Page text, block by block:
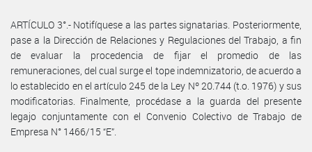
ARTÍCULO 3°.- Notifíquese a las partes signatarias. Posteriormente,
pase a la Dirección de Relaciones y Regulaciones del Trabajo, a fin
de evaluar la procedencia de fijar el promedio de las
remuneraciones, del cual surge el tope indemnizatorio, de acuerdo a
lo establecido en el artículo 245 de la Ley Nº 20.744 (t.o. 1976) y sus
modificatorias. Finalmente, procédase a la guarda del presente
legajo conjuntamente con el Convenio Colectivo de Trabajo de
Empresa N° 1466/15 “E”.